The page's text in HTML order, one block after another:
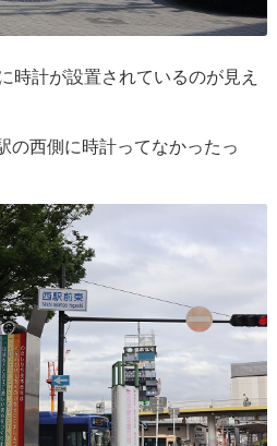
時計が設置されているのが見え
の西側に時計ってなかったっ